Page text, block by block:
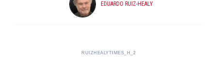
EDUARDO RUIZ-HEALY
RUIZHEALYTIMES_H_2